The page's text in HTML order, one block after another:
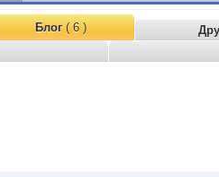
Блог( 6 )